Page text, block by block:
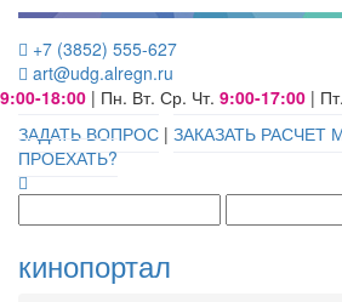
+7 (3852) 555-627
art@udg.alregn.ru
9:00-18:00 | Пн. Вт. Ср. Чт. 9:00-17:00 | Пт.
ЗАДАТЬ ВОПРОС | ЗАКАЗАТЬ РАСЧЕТ
ПРОЕХАТЬ?
кинопортал